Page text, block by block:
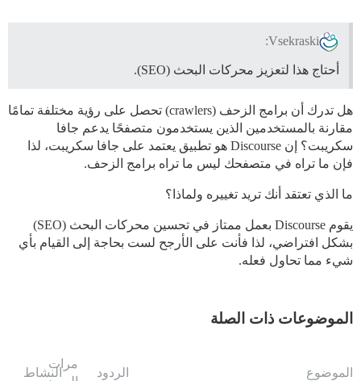
Vsekraski:
أحتاج هذا لتعزيز محركات البحث (SEO).
هل تدرك أن برامج الزحف (crawlers) تحصل على رؤية مختلفة تمامًا
مقارنة بالمستخدمين الذين يستخدمون متصفحًا يدعم جافا
سكريبت؟ إن Discourse هو تطبيق يعتمد على جافا سكريبت، لذا
فإن ما تراه في متصفحك ليس ما تراه برامج الزحف.
ما الذي تعتقد أنك تريد تغييره ولماذا؟
يقوم Discourse بعمل ممتاز في تحسين محركات البحث (SEO)
بشكل افتراضي، لذا فأنت على الأرجح لست بحاجة إلى القيام بأي
شيء مما تحاول فعله.
الموضوعات ذات الصلة
الموضوع الردود
مرات
النشاط